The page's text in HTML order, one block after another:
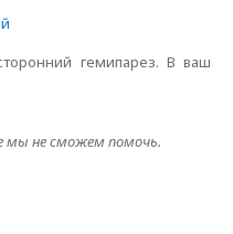
гемипарез. В ваш
мы не сможем помочь.